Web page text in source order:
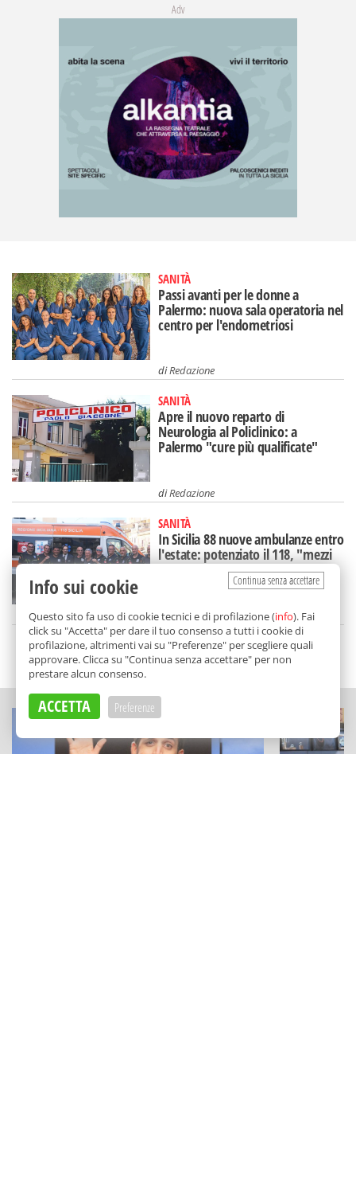
Adv
SANITÀ
Passi avanti per le donne a
Palermo: nuova sala operatoria nel
centro per l'endometriosi
diRedazione
SANITÀ
Apre il nuovo reparto di
Neurologia al Policlinico: a
Palermo "cure più qualificate"
diRedazione
SANITÀ
In Sicilia 88 nuove ambulanze entro
l'estate: potenziato il 118, "mezzi
più sicuri"
diRedazione
SCELTO DA BALARM
Continua senza accettare
Info sui cookie
Questo sito fa uso di cookie tecnici e di profilazione (info). Fai
click su "Accetta" per dare il tuo consenso a tutti i cookie di
profilazione, altrimenti vai su "Preferenze" per scegliere quali
approvare. Clicca su "Continua senza accettare" per non
prestare alcun consenso.
ACCETTA Preferenze